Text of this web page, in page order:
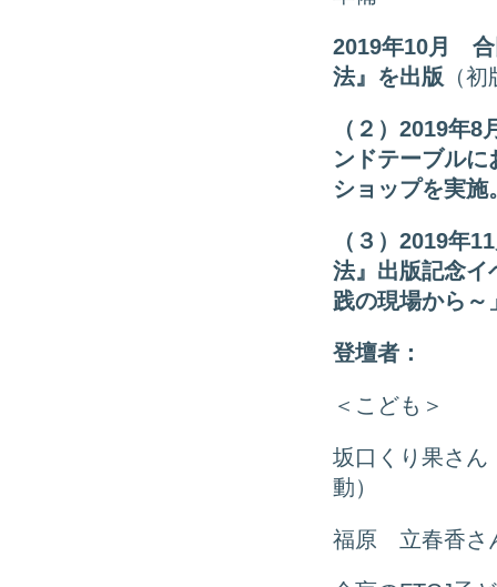
2019年10月 合
法』を出版 （
（２） 2019年8
ンドテーブル
ショップを実施
（３） 2019年11
法』出版記念イ
践の現場から～
登壇者：
＜こども＞
坂口くり果さん
動）
福原 立春香さ